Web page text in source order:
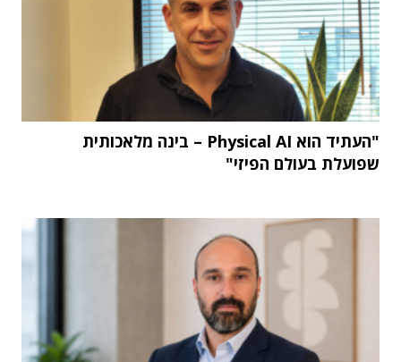
"העתיד הוא Physical AI – בינה מלאכותית
שפועלת בעולם הפיזי"